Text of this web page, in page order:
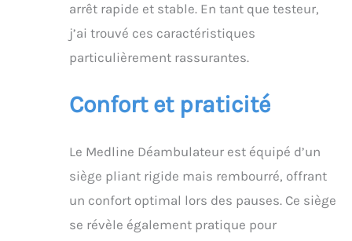
arrêt rapide et stable. En tant que testeur,
j’ai trouvé ces caractéristiques
particulièrement rassurantes.
Confort et praticité
Le Medline Déambulateur est équipé d’un
siège pliant rigide mais rembourré, offrant
un confort optimal lors des pauses. Ce siège
se révèle également pratique pour